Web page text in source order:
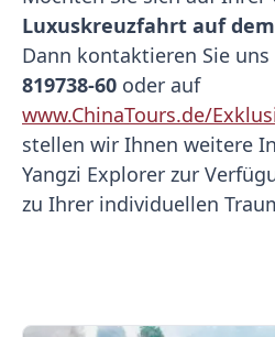
Luxuskreuzfahrt auf
Dann kontaktieren Sie
819738-60 oder auf
www.ChinaTours.de/
stellen wir Ihnen weitere
Yangzi Explorer zur
zu Ihrer individuellen